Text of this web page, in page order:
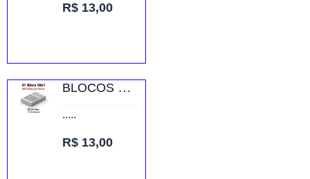
R$ 13,00
BLOCOS E TALÕES 50 FOLHAS AP 90G 50X1 75X105MM
.....
R$ 13,00